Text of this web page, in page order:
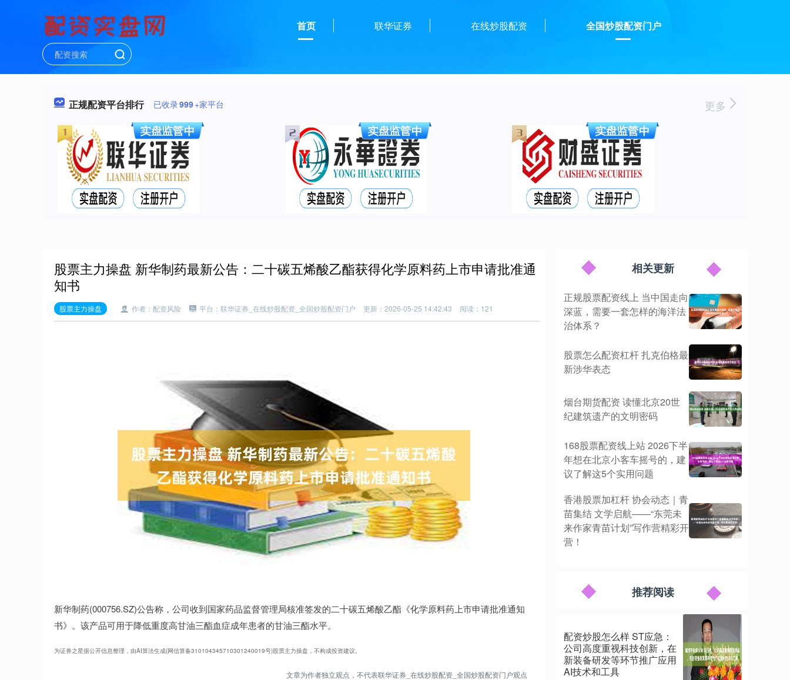
首页 联华证券 在线炒股配资 全国炒股配资门户
正规配资平台排行 已收录999+家平台 更多
股票主力操盘 新华制药最新公告：二十碳五烯酸乙酯获得化学原料药上市申请批准通
知书
股票主力操盘 作者：配资风险 平台：联华证券_在线炒股配资_全国炒股配资门户 更新：2026-05-25 14:42:43 阅读：121
新华制药(000756.SZ)公告称，公司收到国家药品监督管理局核准签发的二十碳五烯酸乙酯《化学原料药上市申请批准通知
书》。该产品可用于降低重度高甘油三酯血症成年患者的甘油三酯水平。
为证券之星据公开信息整理，由AI算法生成(网信算备310104345710301240019号)股票主力操盘，不构成投资建议。
文章为作者独立观点，不代表联华证券_在线炒股配资_全国炒股配资门户观点
相关更新
正规股票配资线上 当中国走向
深蓝，需要一套怎样的海洋法
治体系？
股票怎么配资杠杆 扎克伯格最
新涉华表态
烟台期货配资 读懂北京20世
纪建筑遗产的文明密码
168股票配资线上站 2026下半
年想在北京小客车摇号的，建
议了解这5个实用问题
香港股票加杠杆 协会动态｜青
苗集结 文学启航——“东莞未
来作家青苗计划”写作营精彩开
营！
推荐阅读
配资炒股怎么样 ST应急：
公司高度重视科技创新，在
新装备研发等环节推广应用
AI技术和工具